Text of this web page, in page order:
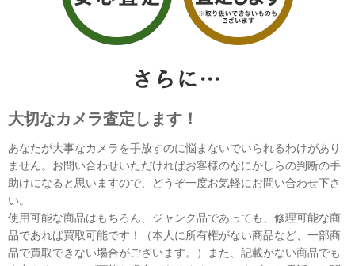
大切なカメラ査定します！
あなたが大事なカメラを手放すのに悩まないでいられるわけがあり
ません。お問い合わせいただければお客様のなにかしらの判断の手
助けになると思いますので、どうぞ一度お気軽にお問い合わせ下さ
い。
使用可能な商品はもちろん、ジャンク品であっても、修理可能な商
品であれば買取可能です！（本人に所有権がない商品など、一部商
品で買取できない場合がございます。）また、記載がない商品でも